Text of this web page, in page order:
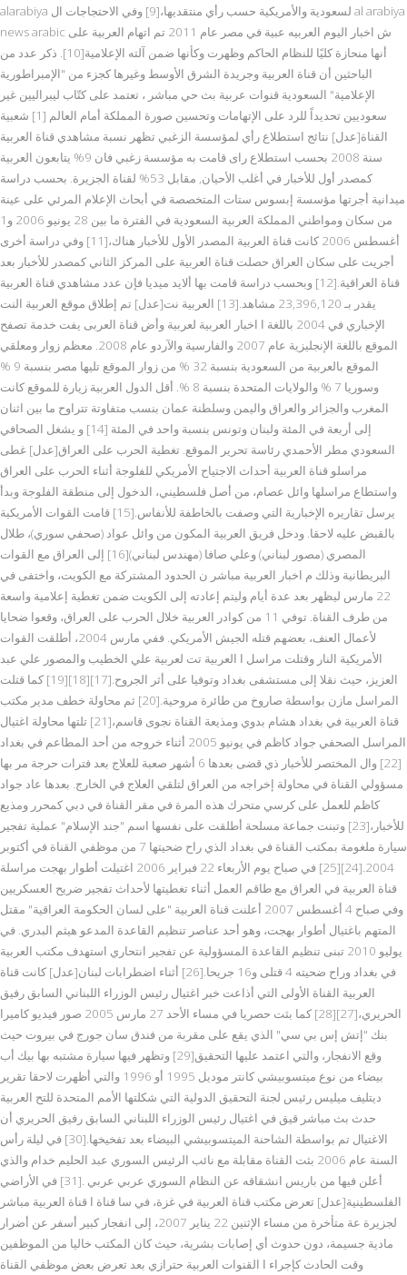
alarabiya لسعودية والأمريكية حسب رأي منتقديها،[9] وفي الاحتجاجات ال al arabiya
news arabic ش اخبار اليوم العربيه عبية في مصر عام 2011 تم اتهام العربية على
أنها منحازة كليًا للنظام الحاكم وظهرت وكأنها ضمن آلته الإعلامية[10]. ذكر عدد من
الباحثين أن قناة العربية وجريدة الشرق الأوسط وغيرها كجزء من "الإمبراطورية
الإعلامية" السعودية قنوات عربية بث حي مباشر ، تعتمد على كتّاب ليبراليين غير
سعوديين تحديداً للرد على الإتهامات وتحسين صورة المملكة أمام العالم [1] شعبية
القناة[عدل] نتائج استطلاع رأي لمؤسسة الزغبي تظهر نسبة مشاهدي قناة العربية
سنة 2008 بحسب استطلاع راى قامت به مؤسسة زغبي فان 9% يتابعون العربية
كمصدر أول للأخبار في أغلب الأحيان, مقابل 53% لقناة الجزيرة. بحسب دراسة
ميدانية أجرتها مؤسسة إبسوس ستات المتخصصة في أبحاث الإعلام المرئي على عينة
من سكان ومواطني المملكة العربية السعودية في الفترة ما بين 28 يونيو 2006 و1
أغسطس 2006 كانت قناة العربية المصدر الأول للأخبار هناك،[11] وفي دراسة أخرى
أجريت على سكان العراق حصلت قناة العربية على المركز الثاني كمصدر للأخبار بعد
قناة العراقية.[12] وبحسب دراسة قامت بها ألايد ميديا فإن عدد مشاهدي قناة العربية
يقدر بـ 23,396,120 مشاهد.[13] العربية نت[عدل] تم إطلاق موقع العربية النت
الإخباري في 2004 باللغة ا اخبار العربية لعربية وأض قناة العربى يفت خدمة تصفح
الموقع باللغة الإنجليزية عام 2007 والفارسية والآردو عام 2008. معظم زوار ومعلقي
الموقع بالعربية من السعودية بنسبة 32 % من زوار الموقع تليها مصر بنسبة 9 %
وسوريا 7 % والولايات المتحدة بنسبة 8 %. أقل الدول العربية زيارة للموقع كانت
المغرب والجزائر والعراق واليمن وسلطنة عمان بنسب متفاوتة تتراوح ما بين اثنان
إلى أربعة في المئة ولبنان وتونس بنسبة واحد في المئة [14] و يشغل الصحافي
السعودي مطر الأحمدي رئاسة تحرير الموقع. تغطية الحرب على العراق[عدل] غطى
مراسلو قناة العربية أحداث الاجتياح الأمريكي للفلوجة أثناء الحرب على العراق
واستطاع مراسلها وائل عصام، من أصل فلسطيني، الدخول إلى منطقة الفلوجة وبدأ
يرسل تقاريره الإخبارية التي وصفت بالخاطفة للأنفاس.[15] قامت القوات الأمريكية
بالقبض عليه لاحقا. ودخل فريق العربية المكون من وائل عواد (صحفي سوري)، طلال
المصري (مصور لبناني) وعلي صافا (مهندس لبناني)[16] إلى العراق مع القوات
البريطانية وذلك م اخبار العربية مباشر ن الحدود المشتركة مع الكويت، واختفى في
22 مارس ليظهر بعد عدة أيام وليتم إعادته إلى الكويت ضمن تغطية إعلامية واسعة
من طرف القناة. توفي 11 من كوادر العربية خلال الحرب على العراق، وقعوا ضحايا
لأعمال العنف، بعضهم قتله الجيش الأمريكي. ففي مارس 2004، أطلقت القوات
الأمريكية النار وقتلت مراسل ا العربية تت لعربية علي الخطيب والمصور علي عبد
العزيز، حيث نقلا إلى مستشفى بغداد وتوفيا على أثر الجروح.[17][18][19] كما قتلت
المراسل مازن بواسطة صاروخ من طائرة مروحية.[20] ثم محاولة خطف مدير مكتب
قناة العربية في بغداد هشام بدوي ومذيعة القناة نجوى قاسم،[21] تلتها محاولة اغتيال
المراسل الصحفي جواد كاظم في يونيو 2005 أثناء خروجه من أحد المطاعم في بغداد
[22] وال المختصر للأخبار ذي قضى بعدها 6 أشهر صعبة للعلاج بعد فترات حرجة مر بها
مسؤولي القناة في محاولة إخراجه من العراق لتلقي العلاج في الخارج. بعدها عاد جواد
كاظم للعمل على كرسي متحرك هذه المرة في مقر القناة في دبي كمحرر ومذيع
للأخبار،[23] وتبنت جماعة مسلحة أطلقت على نفسها اسم "جند الإسلام" عملية تفجير
سيارة ملغومة بمكتب القناة في بغداد الذي راح ضحيتها 7 من موظفي القناة في أكتوبر
2004.[24][25] في صباح يوم الأربعاء 22 فبراير 2006 اغتيلت أطوار بهجت مراسلة
قناة العربية في العراق مع طاقم العمل أثناء تغطيتها لأحداث تفجير ضريح العسكريين
وفي صباح 4 أغسطس 2007 أعلنت قناة العربية "على لسان الحكومة العراقية" مقتل
المتهم باغتيال أطوار بهجت، وهو أحد عناصر تنظيم القاعدة المدعو هيثم البدري. في
يوليو 2010 تبنى تنظيم القاعدة المسؤولية عن تفجير انتحاري استهدف مكتب العربية
في بغداد وراح ضحيته 4 قتلى و16 جريحا.[26] أثناء اضطرابات لبنان[عدل] كانت قناة
العربية القناة الأولى التي أذاعت خبر اغتيال رئيس الوزراء اللبناني السابق رفيق
الحريري،[27][28] كما بثت حصريا في مساء الأحد 27 مارس 2005 صور فيديو كاميرا
بنك "إتش إس بي سي" الذي يقع على مقربة من فندق سان جورج في بيروت حيث
وقع الانفجار، والتي اعتمد عليها التحقيق[29] وتظهر فيها سيارة مشتبه بها بيك أب
بيضاء من نوع ميتسوبيشي كانتر موديل 1995 أو 1996 والتي أظهرت لاحقا تقرير
ديتليف ميليس رئيس لجنة التحقيق الدولية التي شكلتها الأمم المتحدة للتح العربية
حدث بث مباشر قيق في اغتيال رئيس الوزراء اللبناني السابق رفيق الحريري أن
الاغتيال تم بواسطة الشاحنة الميتسوبيشي البيضاء بعد تفخيخها.[30] في ليلة رأس
السنة عام 2006 بثت القناة مقابلة مع نائب الرئيس السوري عبد الحليم خدام والذي
أعلن فيها من باريس انشقاقه عن النظام السوري عربي عربي .[31] في الأراضي
الفلسطينية[عدل] تعرض مكتب قناة العربية في غزة، في سا قناة ا قناة العربية مباشر
لجزيرة عة متأخرة من مساء الإثنين 22 يناير 2007، إلى انفجار كبير أسفر عن أضرار
مادية جسيمة، دون حدوث أي إصابات بشرية، حيث كان المكتب خاليا من الموظفين
وقت الحادث كإجراء ا القنوات العربية حترازي بعد تعرض بعض موظفي القناة